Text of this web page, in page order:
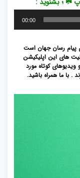
00:00
پیام رسان جهان است
های این اپلیکیشن
ویدیوهای کوتاه مورد
. با ما همراه باشید.